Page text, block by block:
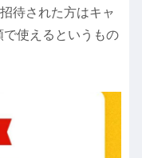
待された方はキャ
使えるというもの